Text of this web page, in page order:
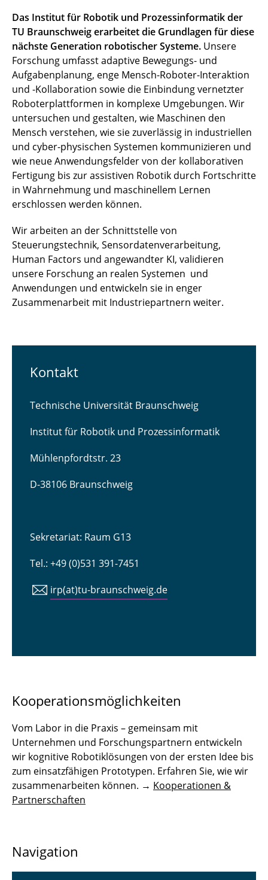
Das Institut für Robotik und Prozessinformatik der
TU Braunschweig erarbeitet die Grundlagen für diese
nächste Generation robotischer Systeme. Unsere
Forschung umfasst adaptive Bewegungs- und
Aufgabenplanung, enge Mensch-Roboter-Interaktion
und -Kollaboration sowie die Einbindung vernetzter
Roboterplattformen in komplexe Umgebungen. Wir
untersuchen und gestalten, wie Maschinen den
Mensch verstehen, wie sie zuverlässig in industriellen
und cyber-physischen Systemen kommunizieren und
wie neue Anwendungsfelder von der kollaborativen
Fertigung bis zur assistiven Robotik durch Fortschritte
in Wahrnehmung und maschinellem Lernen
erschlossen werden können.
Wir arbeiten an der Schnittstelle von
Steuerungstechnik, Sensordatenverarbeitung,
Human Factors und angewandter KI, validieren
unsere Forschung an realen Systemen und
Anwendungen und entwickeln sie in enger
Zusammenarbeit mit Industriepartnern weiter.
Kontakt
Technische Universität Braunschweig
Institut für Robotik und Prozessinformatik
Mühlenpfordtstr. 23
D-38106 Braunschweig
Sekretariat: Raum G13
Tel.: +49 (0)531 391-7451
irp(at)tu-braunschweig.de
Kooperationsmöglichkeiten
Vom Labor in die Praxis – gemeinsam mit
Unternehmen und Forschungspartnern entwickeln
wir kognitive Robotiklösungen von der ersten Idee bis
zum einsatzfähigen Prototypen. Erfahren Sie, wie wir
zusammenarbeiten können. → Kooperationen &
Partnerschaften
Navigation